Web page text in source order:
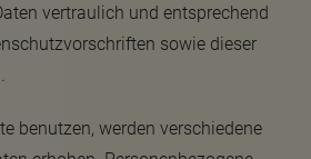
vertraulich und entsprechend
sowie dieser
benutzen, werden verschiedene